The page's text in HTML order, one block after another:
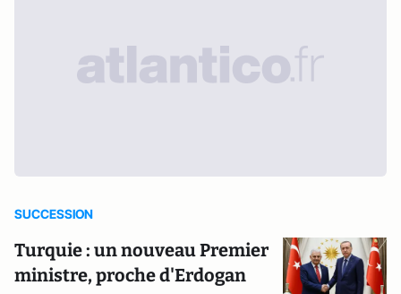
SUCCESSION
Turquie : un nouveau Premier
ministre, proche d'Erdogan